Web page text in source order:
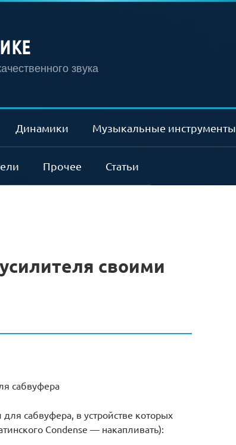
звука
Динамики Музыкальные инструменты
Прочее Статьи
своими
сабвуфера
сабвуфера, в устройстве которых
Condense — накапливать):